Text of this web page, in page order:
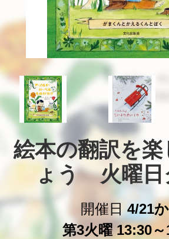
絵本の翻訳を楽
ょう　火曜
開催日 4/21
第3火曜 13:30